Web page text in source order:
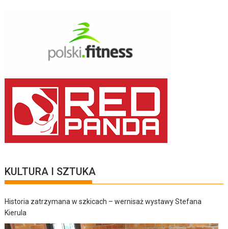
KULTURA I SZTUKA
Historia zatrzymana w szkicach – wernisaż wystawy Stefana
Kierula